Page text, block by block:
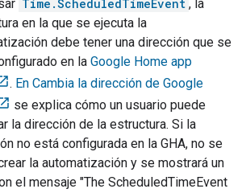
Time.ScheduledTimeEvent , la
en la que se ejecuta la
debe tener una dirección que se
en la Google Home app
. En Cambia la dirección de Google
se explica cómo un usuario puede
la dirección de la estructura. Si la
no está configurada en la GHA, no se
la automatización y se mostrará un
el mensaje "The ScheduledTimeEvent